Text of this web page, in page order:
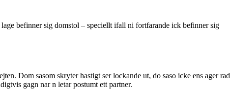
befinner sig domstol – speciellt ifall ni fortfarande ick befinner sig
Dom sasom skryter hastigt ser lockande ut, do saso icke ens ager rad
gagn nar n letar postumt ett partner.